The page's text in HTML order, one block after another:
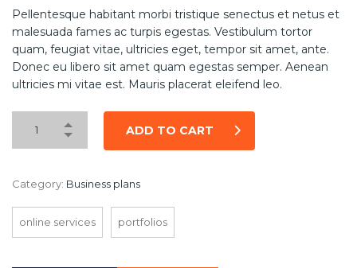
Pellentesque habitant morbi tristique senectus et netus et
malesuada fames ac turpis egestas. Vestibulum tortor
quam, feugiat vitae, ultricies eget, tempor sit amet, ante.
Donec eu libero sit amet quam egestas semper. Aenean
ultricies mi vitae est. Mauris placerat eleifend leo.
ADD TO CART
Category: Business plans
online services portfolios